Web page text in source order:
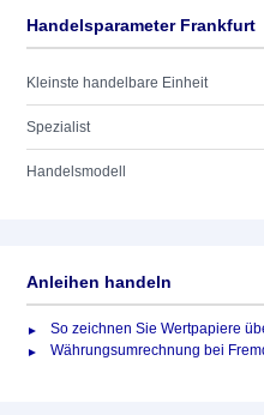
Handelsparameter Frankfurt
Kleinste handelbare Einheit
Spezialist
Handelsmodell
Anleihen handeln
So zeichnen Sie Wertpapiere
Währungsumrechnung bei